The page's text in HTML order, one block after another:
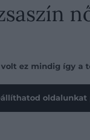
ez mindig így
oldalunkat